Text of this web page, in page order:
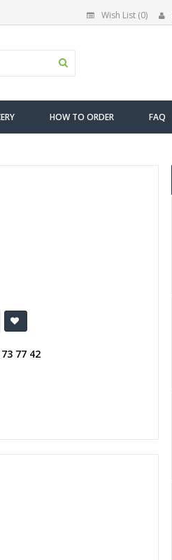
Wish List (0)
HOW TO ORDER FAQ
77 42